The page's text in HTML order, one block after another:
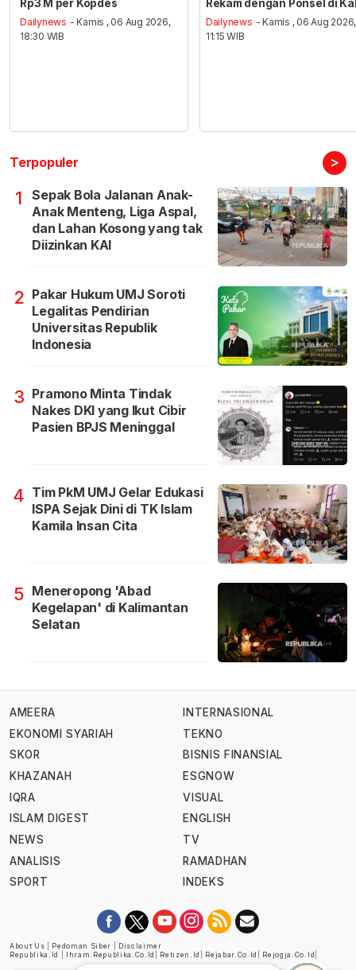
Rp3 M per Kopdes
Dailynews - Kamis , 06 Aug 2026,
18:30 WIB
Rekam dengan Ponsel di
Dailynews - Kamis , 06 Aug 2026,
11:15 WIB
Terpopuler >
1
Sepak Bola Jalanan Anak-
Anak Menteng, Liga Aspal,
dan Lahan Kosong yang tak
Diizinkan KAI
2 Pakar Hukum UMJ Soroti
Legalitas Pendirian
Universitas Republik
Indonesia
3 Pramono Minta Tindak
Nakes DKI yang Ikut Cibir
Pasien BPJS Meninggal
4 Tim PkM UMJ Gelar Edukasi
ISPA Sejak Dini di TK Islam
Kamila Insan Cita
5 Meneropong 'Abad
Kegelapan' di Kalimantan
Selatan
AMEERA
EKONOMI SYARIAH
SKOR
KHAZANAH
IQRA
ISLAM DIGEST
NEWS
ANALISIS
SPORT
INTERNASIONAL
TEKNO
BISNIS FINANSIAL
ESGNOW
VISUAL
ENGLISH
TV
RAMADHAN
INDEKS
About Us Pedoman Siber
Disclaimer
Republika.id
Ihram.republika.co.id Retizen.id Rejabar.co.id Rejogja.co.id